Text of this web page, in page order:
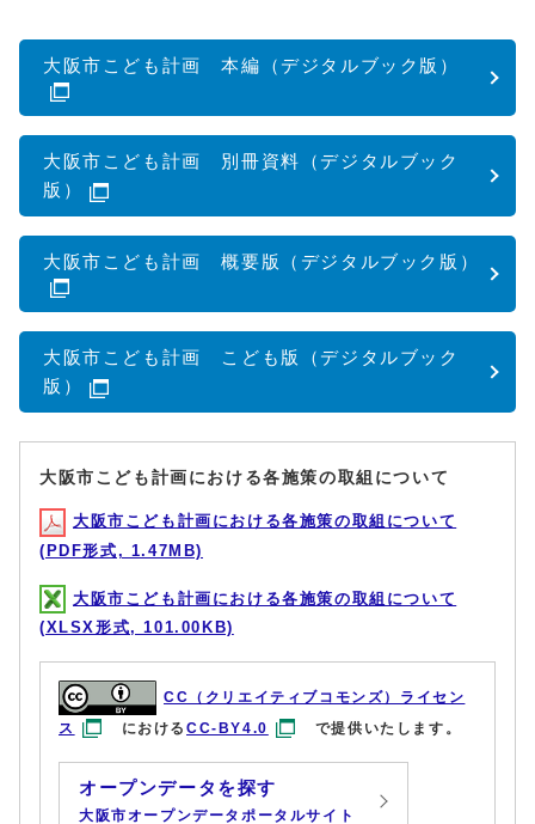
大阪市こども計画 本編（デジタルブック版）
大阪市こども計画 別冊資料（デジタルブック
版）
大阪市こども計画 概要版（デジタルブック版）
大阪市こども計画 こども版（デジタルブック
版）
大阪市こども計画における各施策の取組について
大阪市こども計画における各施策の取組について
(PDF形式, 1.47MB)
大阪市こども計画における各施策の取組について
(XLSX形式, 101.00KB)
CC（クリエイティブコモンズ）ライセン
ス
におけるCC-BY4.0 で提供いたします。
オープンデータを探す
大阪市オープンデータポータルサイト